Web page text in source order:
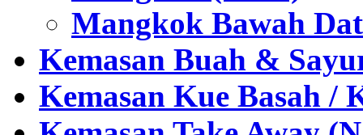
Mangkok Bawah
Kemasan Buah &
Kemasan Kue Basah /